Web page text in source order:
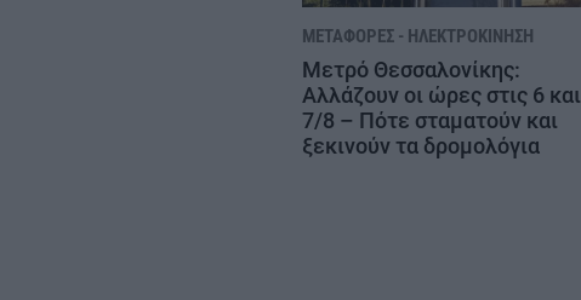
ΜΕΤΑΦΟΡΈΣ - ΗΛΕΚΤΡΟΚΊΝΗΣΗ
Μετρό Θεσσαλονίκης:
Αλλάζουν οι ώρες στις 6 και
7/8 – Πότε σταματούν και
ξεκινούν τα δρομολόγια